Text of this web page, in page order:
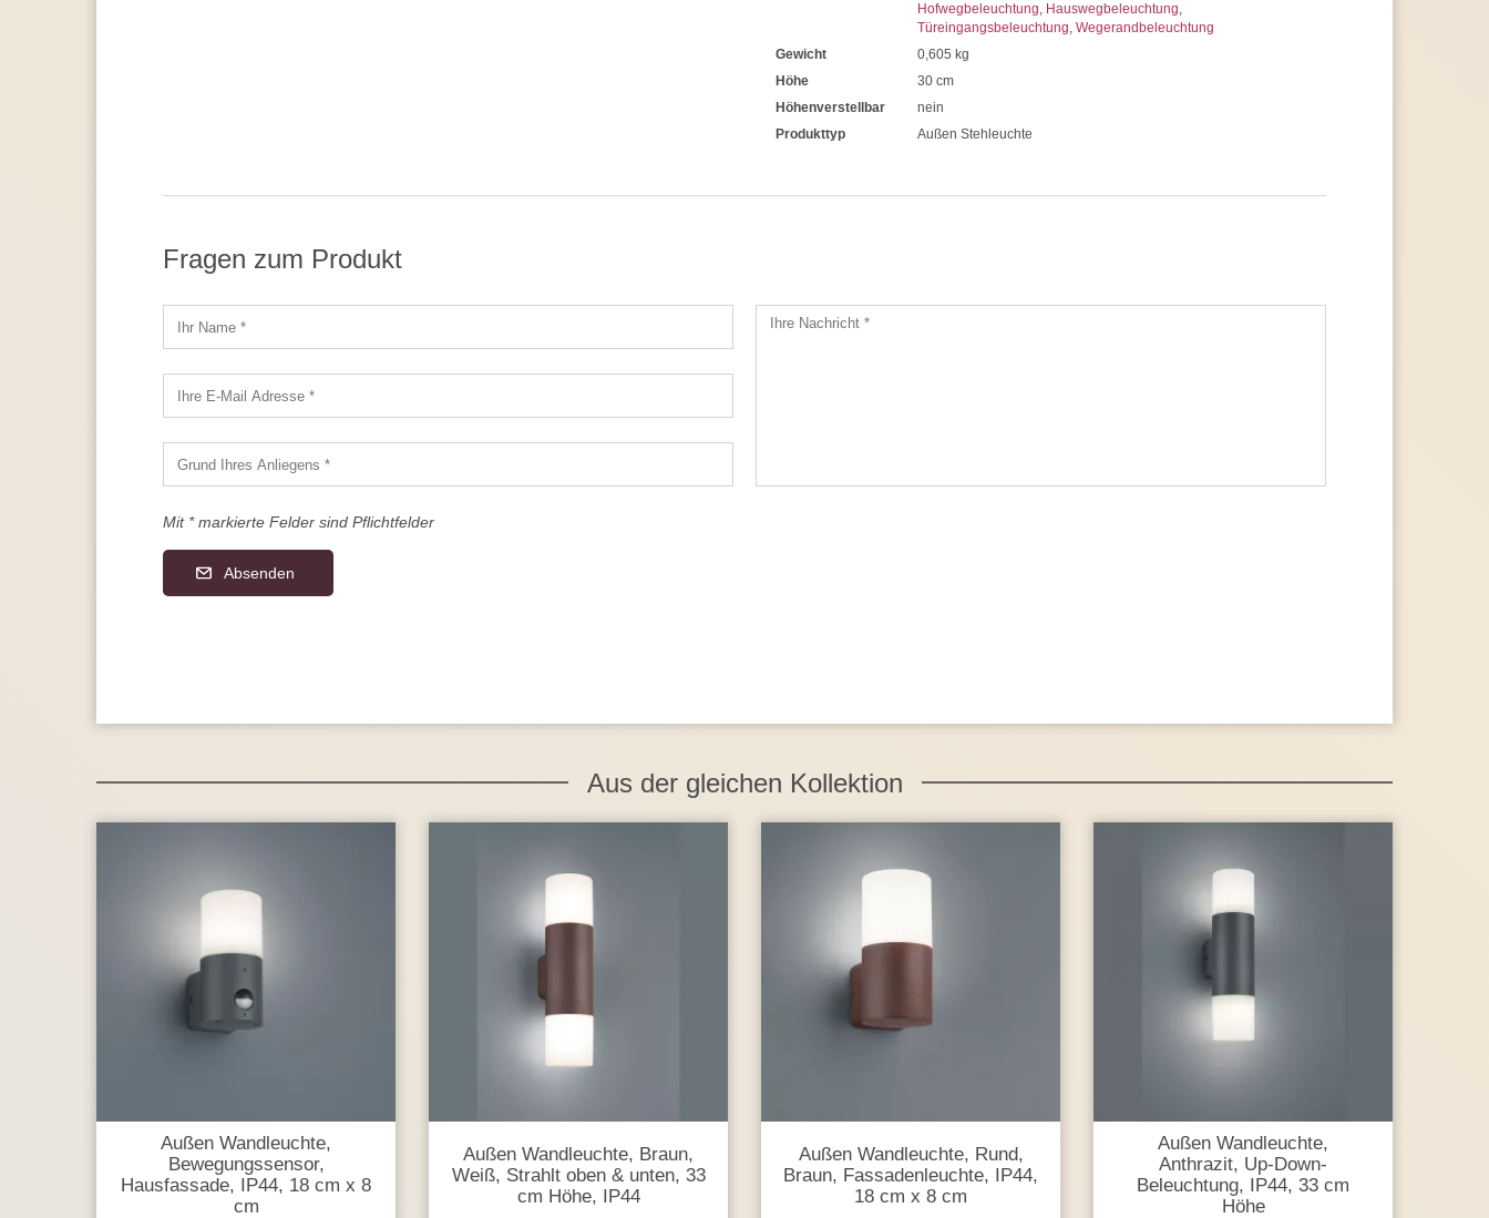
Hofwegbeleuchtung, Hauswegbeleuchtung,
Türeingangsbeleuchtung, Wegerandbeleuchtung
Gewicht
0,605 kg
Höhe
30 cm
Höhenverstellbar
nein
Produkttyp
Außen Stehleuchte
Fragen zum Produkt
Mit * markierte Felder sind Pflichtfelder
Absenden
Aus der gleichen Kollektion
Außen Wandleuchte,
Bewegungssensor,
Hausfassade, IP44, 18 cm x 8
cm
Außen Wandleuchte, Braun,
Weiß, Strahlt oben & unten, 33
cm Höhe, IP44
Außen Wandleuchte, Rund,
Braun, Fassadenleuchte, IP44,
18 cm x 8 cm
Außen Wandleuchte,
Anthrazit, Up-Down-
Beleuchtung, IP44, 33 cm
Höhe